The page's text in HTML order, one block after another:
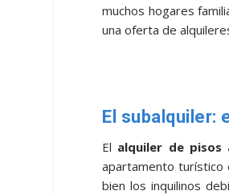
muchos hogares
una oferta de
El subalquiler:
El alquiler de pisos
apartamento turístico
bien los inquilinos